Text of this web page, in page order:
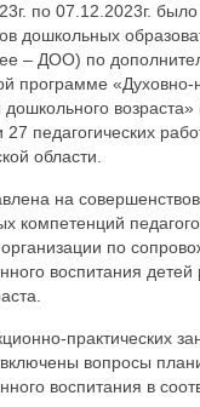
по 07.12.2023г. было
дошкольных
– ДОО) по
программе «Духовно-
возраста»
педагогических
области.
на
компетенций
по
воспитания детей
практических
вопросы
воспитания в